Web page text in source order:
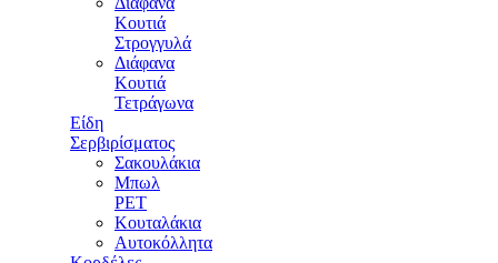
Κουτιά
Στρογγυλά
Διάφανα
Κουτιά
Τετράγωνα
Είδη
Σερβιρίσματος
Σακουλάκια
Μπωλ
PET
Κουταλάκια
Αυτοκόλλητα